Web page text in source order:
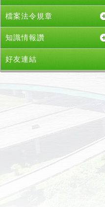
檔案法令規章
知識情報讚
好友連結